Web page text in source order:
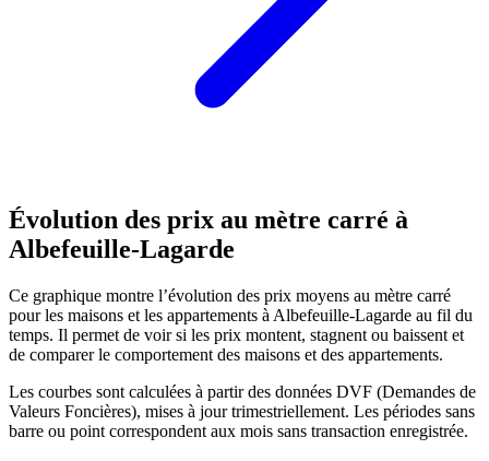
Évolution des prix au mètre carré à
Albefeuille-Lagarde
Ce graphique montre l’évolution des prix moyens au mètre carré
pour les maisons et les appartements à Albefeuille-Lagarde au fil du
temps. Il permet de voir si les prix montent, stagnent ou baissent et
de comparer le comportement des maisons et des appartements.
Les courbes sont calculées à partir des données DVF (Demandes de
Valeurs Foncières), mises à jour trimestriellement. Les périodes sans
barre ou point correspondent aux mois sans transaction enregistrée.